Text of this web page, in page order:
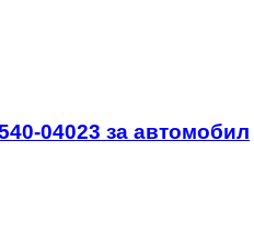
04023 за aвтомобил